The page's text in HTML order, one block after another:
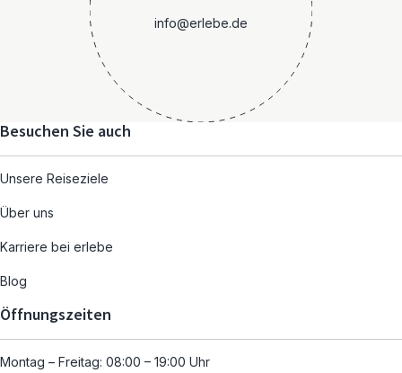
info@erlebe.de
Besuchen Sie auch
Unsere Reiseziele
Über uns
Karriere bei erlebe
Blog
Öffnungszeiten
Montag – Freitag: 08:00 – 19:00 Uhr